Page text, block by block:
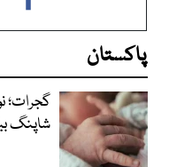
پاکستان
گجرات؛
شاپنگ